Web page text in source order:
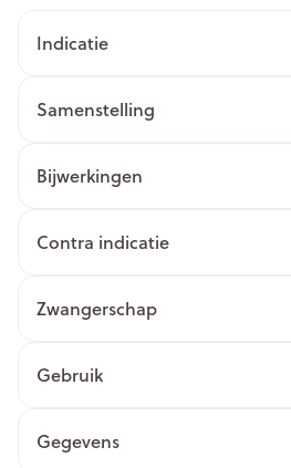
Indicatie
Samenstelling
Bijwerkingen
Contra indicatie
Zwangerschap
Gebruik
Gegevens